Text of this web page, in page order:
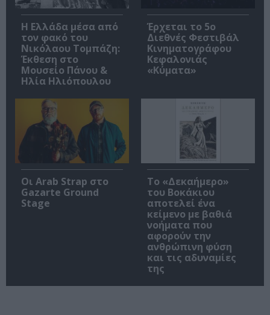
Η Ελλάδα μέσα από
τον φακό του
Νικόλαου Τομπάζη:
Έκθεση στο
Μουσείο Πάνου &
Ηλία Ηλιόπουλου
Έρχεται το 5ο
Διεθνές Φεστιβάλ
Κινηματογράφου
Κεφαλονιάς
«Κύματα»
Οι Arab Strap στο
Gazarte Ground
Stage
Το «Δεκαήμερο»
του Βοκάκιου
αποτελεί ένα
κείμενο με βαθιά
νοήματα που
αφορούν την
ανθρώπινη φύση
και τις αδυναμίες
της